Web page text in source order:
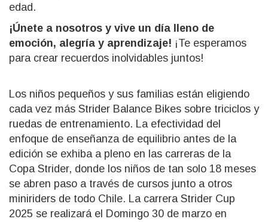
edad.
¡Únete a nosotros y vive un día lleno de
emoción, alegría y aprendizaje! ¡Te esperamos
para crear recuerdos inolvidables juntos!
Los niños pequeños y sus familias están eligiendo
cada vez más Strider Balance Bikes sobre triciclos y
ruedas de entrenamiento. La efectividad del
enfoque de enseñanza de equilibrio antes de la
edición se exhiba a pleno en las carreras de la
Copa Strider, donde los niños de tan solo 18 meses
se abren paso a través de cursos junto a otros
miniriders de todo Chile. La carrera Strider Cup
2025 se realizará el Domingo 30 de marzo en